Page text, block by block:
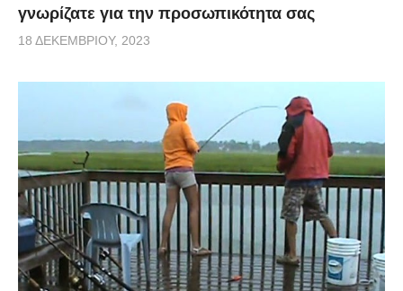
γνωρίζατε για την προσωπικότητα σας
18 ΔΕΚΕΜΒΡΊΟΥ, 2023